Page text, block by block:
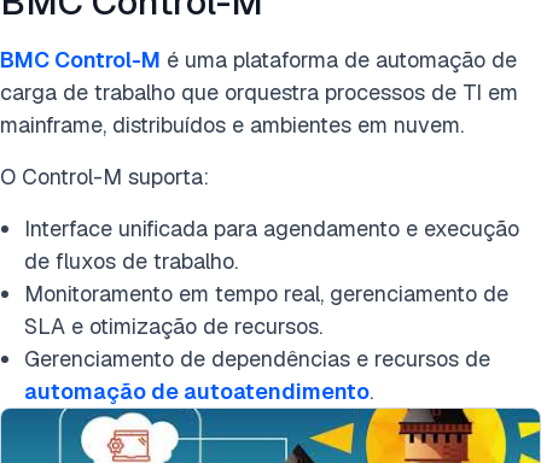
BMC Control-M é uma plataforma de automação de
carga de trabalho que orquestra processos de TI em
mainframe, distribuídos e ambientes em nuvem.
O Control-M suporta:
Interface unificada para agendamento e execução
de fluxos de trabalho.
Monitoramento em tempo real, gerenciamento de
SLA e otimização de recursos.
Gerenciamento de dependências e recursos de
automação de autoatendimento.